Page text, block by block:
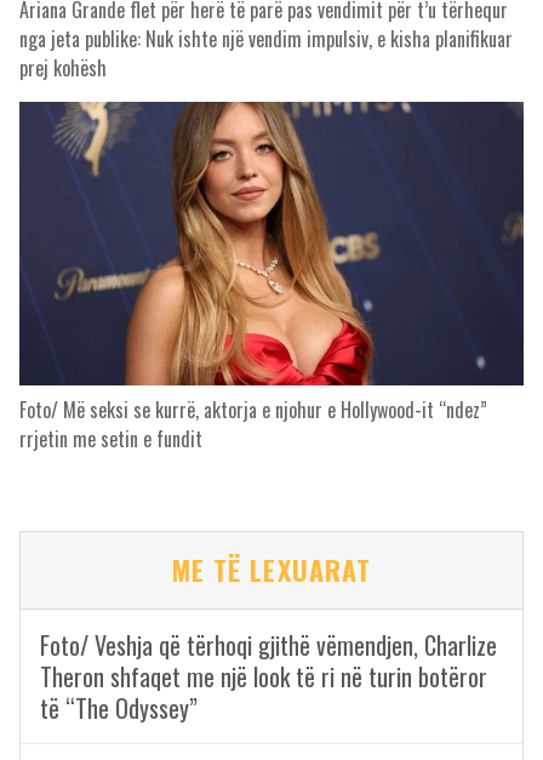
Ariana Grande flet për herë të parë pas vendimit për t’u tërhequr
nga jeta publike: Nuk ishte një vendim impulsiv, e kisha planifikuar
prej kohësh
Foto/ Më seksi se kurrë, aktorja e njohur e Hollywood-it “ndez”
rrjetin me setin e fundit
ME TË LEXUARAT
Foto/ Veshja që tërhoqi gjithë vëmendjen, Charlize
Theron shfaqet me një look të ri në turin botëror
të “The Odyssey”